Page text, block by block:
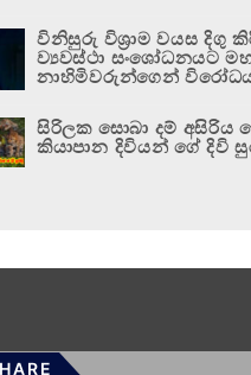
විනිසුරු විශ්‍රාම වයස දිගු
ව්‍යවස්ථා සංශෝධනයට
නාහිමිවරුන්ගෙන්
සිරිලක සොබා දම් අසිරිය
කියාපාන දිවියන් ගේ දිවි